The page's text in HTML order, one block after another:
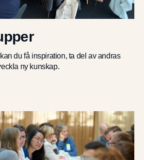
du få inspiration, ta del av andras
ny kunskap.